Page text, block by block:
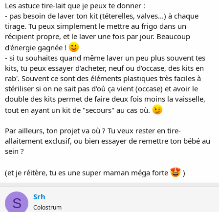
Les astuce tire-lait que je peux te donner :
- pas besoin de laver ton kit (téterelles, valves...) à chaque
tirage. Tu peux simplement le mettre au frigo dans un
récipient propre, et le laver une fois par jour. Beaucoup
d'énergie gagnée !
- si tu souhaites quand même laver un peu plus souvent tes
kits, tu peux essayer d'acheter, neuf ou d'occase, des kits en
rab'. Souvent ce sont des éléments plastiques très faciles à
stériliser si on ne sait pas d'où ça vient (occase) et avoir le
double des kits permet de faire deux fois moins la vaisselle,
tout en ayant un kit de "secours" au cas où.
Par ailleurs, ton projet va où ? Tu veux rester en tire-
allaitement exclusif, ou bien essayer de remettre ton bébé au
sein ?
(et je réitère, tu es une super maman méga forte )
S Srh
Colostrum